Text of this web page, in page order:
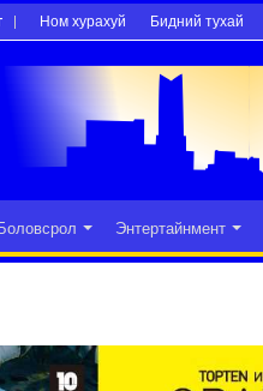
Ном хурахуй Бидний тухай
Боловсрол Энтертайнмент